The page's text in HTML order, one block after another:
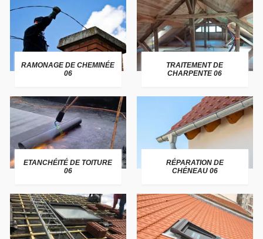
RAMONAGE DE CHEMINÉE
06
TRAITEMENT DE
CHARPENTE 06
ETANCHÉITÉ DE TOITURE
06
RÉPARATION DE
CHÉNEAU 06